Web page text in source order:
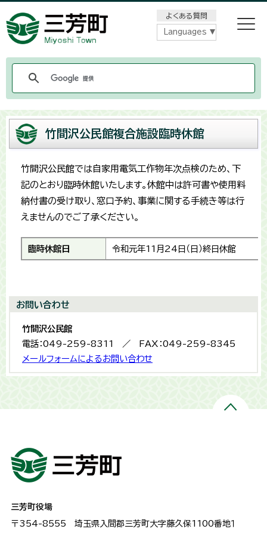
よくある質問
Languages
竹間沢公民館複合施設臨時休館
竹間沢公民館では自家用電気工作物年次点検のため、下
記のとおり臨時休館いたします。休館中は許可書や使用料
納付書の受け取り、窓口予約、事業に関する手続き等は行
えませんのでご了承ください。
臨時休館日 令和元年11月24日（日）終日休館
お問い合わせ
竹間沢公民館
電話：049-259-8311 ／ FAX：049-259-8345
メールフォームによるお問い合わせ
三芳町役場
〒354-8555 埼玉県入間郡三芳町大字藤久保1100番地１